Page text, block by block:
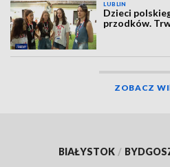
LUBLIN
Dzieci
przodków.
ZOBACZ
BIAŁYSTOK /